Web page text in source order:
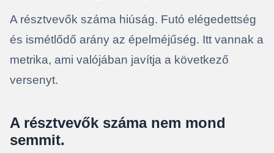
A résztvevők száma hiúság. Futó elégedettség
és ismétlődő arány az épelméjűség. Itt vannak a
metrika, ami valójában javítja a következő
versenyt.
A résztvevők száma nem mond
semmit.